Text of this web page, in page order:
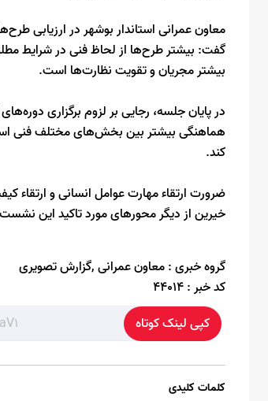
گفت: بیشتر طرح‌ها از لحاظ فنی در شرایط
بیشتر مجریان و تقویت نظارت‌ها است.
در پایان جلسه، رجایی بر لزوم برگزاری
هماهنگی بیشتر بین بخش‌های مختلف فنی
کند.
ضرورت ارتقاء مهارت عوامل انسانی و
خیرین از دیگر محورهای مورد تاکید این
گروه خبری :معاون عمرانی ,گزارش تصویری
کد خبر :44014
کپی لینک کوتاه
کلمات کلیدی